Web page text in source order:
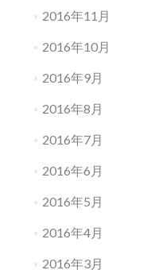
2016年11月
2016年10月
2016年9月
2016年8月
2016年7月
2016年6月
2016年5月
2016年4月
2016年3月